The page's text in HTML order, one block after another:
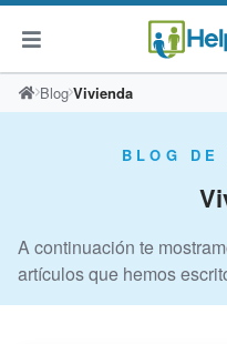
Saltar
al
Blog Vivienda
BLOG DE
A continuación te
artículos que hemos